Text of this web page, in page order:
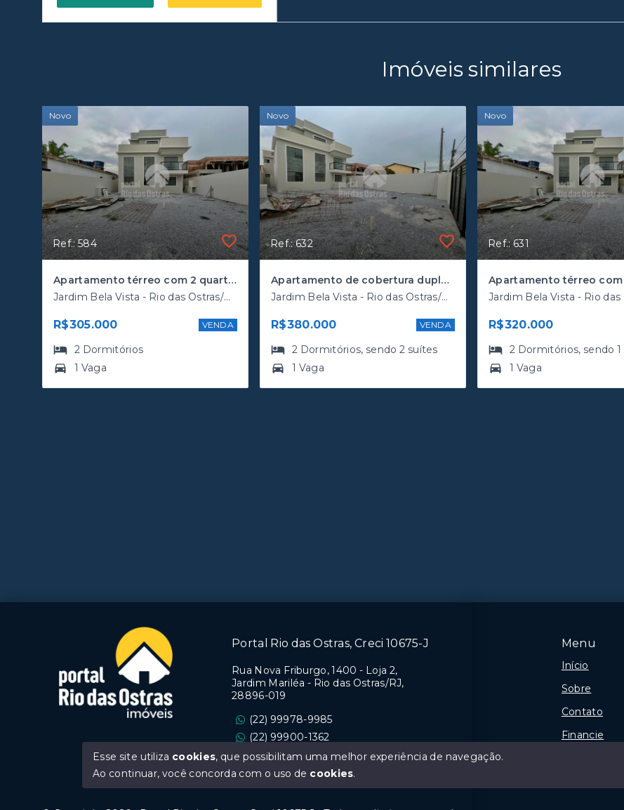
Imóveis similares
Novo
Ref.: 584
Apartamento térreo com 2 quartos na quadra da rodovia
Jardim Bela Vista - Rio das Ostras/RJ, Costazul
R$305.000 VENDA
2 Dormitórios
1 Vaga
Novo
Ref.: 632
Apartamento de cobertura duplex com terraço e 2 suítes na quadra da rodovia
Jardim Bela Vista - Rio das Ostras/RJ, Costazul
R$380.000 VENDA
2 Dormitórios, sendo2 suítes
1 Vaga
Novo
Ref.: 631
R$320.000
2 Dormitórios, sendo1
1 Vaga
Menu
Início
Sobre
Contato
Financie
Portal Rio das Ostras, Creci 10675-J
Rua Nova Friburgo, 1400 - Loja 2,
Jardim Mariléa - Rio das Ostras/RJ,
28896-019
(22) 99978-9985
(22) 99900-1362
Ver e-mail
Esse site utiliza cookies, que possibilitam uma melhor experiência de navegação.
Ao continuar, você concorda com o uso de cookies.